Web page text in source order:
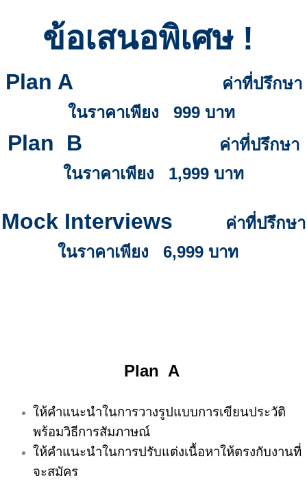
ข้อเสนอพิเศษ !
Plan A
ค่าที่ปรึกษา
ในราคาเพียง 999 บาท
Plan B
ค่าที่ปรึกษา
ในราคาเพียง 1,999 บาท
Mock Interviews
ค่าที่ปรึกษา
ในราคาเพียง 6,999 บาท
Plan A
ให้คำแนะนำในการวางรูปแบบการเขียนประวัติ
พร้อมวิธีการสัมภาษณ์
ให้คำแนะนำในการปรับแต่งเนื้อหาให้ตรงกับงานที่
จะสมัคร